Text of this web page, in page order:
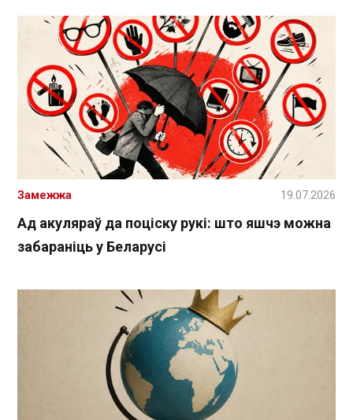
Ад акуляраў да поціску рукі: што яшчэ можна
забараніць у Беларусі
Замежжа 19.07.2026